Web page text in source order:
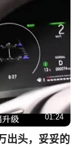
01:24
出头，妥妥的